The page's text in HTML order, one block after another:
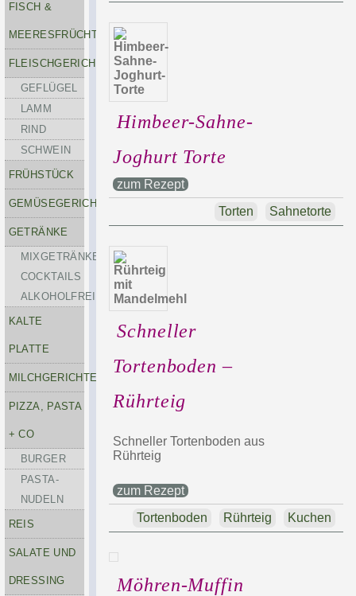
FISCH &
MEERESFRÜCHTE
FLEISCHGERICHTE
GEFLÜGEL
LAMM
RIND
SCHWEIN
FRÜHSTÜCK
GEMÜSEGERICHTE
GETRÄNKE
MIXGETRÄNKE-
COCKTAILS
ALKOHOLFREI
KALTE
PLATTE
MILCHGERICHTE
PIZZA, PASTA
+ CO
BURGER
PASTA-
NUDELN
REIS
SALATE UND
DRESSING
Himbeer-Sahne-
Joghurt Torte
zum Rezept
Sahnetorte
Torten
Schneller
Tortenboden –
Rührteig
Schneller Tortenboden aus
Rührteig
zum Rezept
Kuchen
Rührteig
Tortenboden
Möhren-Muffin